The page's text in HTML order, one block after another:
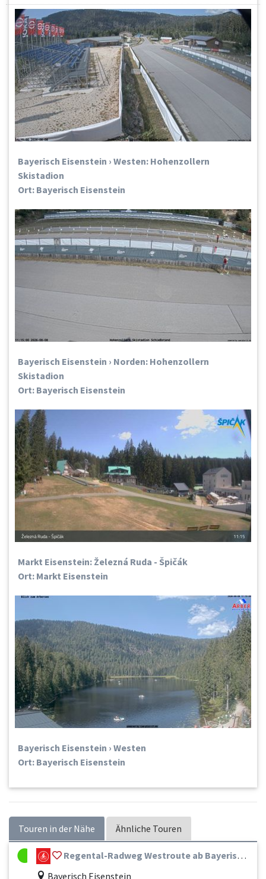
Bayerisch Eisenstein › Westen: Hohenzollern
Skistadion
Ort: Bayerisch Eisenstein
Bayerisch Eisenstein › Norden: Hohenzollern
Skistadion
Ort: Bayerisch Eisenstein
Markt Eisenstein: Železná Ruda - Špičák
Ort: Markt Eisenstein
Bayerisch Eisenstein › Westen
Ort: Bayerisch Eisenstein
Touren in der Nähe Ähnliche Touren
Regental-Radweg Westroute ab Bayerisch Eisenstein Nr. 99
Bayerisch Eisenstein